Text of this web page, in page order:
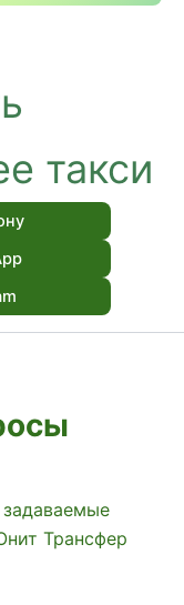
такси
Трансфер